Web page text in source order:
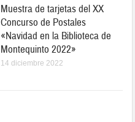
Muestra de tarjetas del XX
Concurso de Postales
«Navidad en la Biblioteca de
Montequinto 2022»
14 diciembre 2022